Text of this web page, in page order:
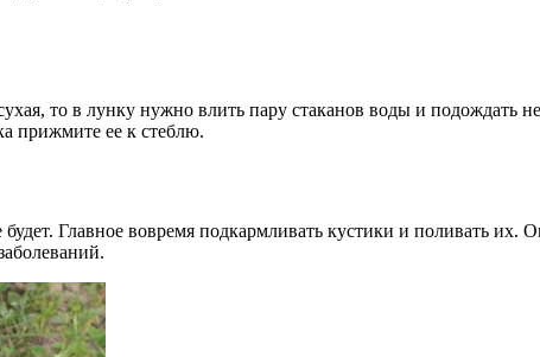
то в лунку нужно влить пару стаканов воды и подождать
прижмите ее к стеблю.
Главное вовремя подкармливать кустики и поливать